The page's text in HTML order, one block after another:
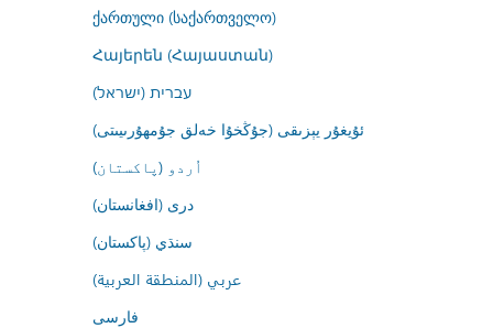
ქართული (საქართველო)
Հայերեն (Հայաստան)
עברית (ישראל)
ئۇيغۇر يېزىقى (جۇڭخۇا خەلق جۇمھۇرىيىتى)
اُردو (پاکستان)
درى (افغانستان)
سنڌي (پاکستان)
عربي (المنطقة العربية)
فارسى